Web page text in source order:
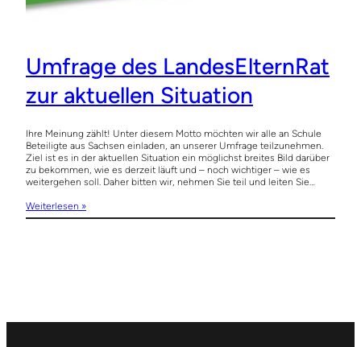
Umfrage des LandesElternRat
zur aktuellen Situation
Ihre Meinung zählt! Unter diesem Motto möchten wir alle an Schule
Beteiligte aus Sachsen einladen, an unserer Umfrage teilzunehmen.
Ziel ist es in der aktuellen Situation ein möglichst breites Bild darüber
zu bekommen, wie es derzeit läuft und – noch wichtiger – wie es
weitergehen soll. Daher bitten wir, nehmen Sie teil und leiten Sie…
Weiterlesen »